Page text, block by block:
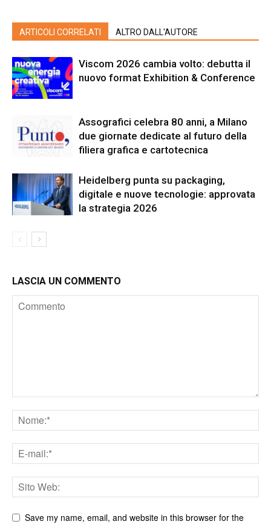
ARTICOLI CORRELATI ALTRO DALL'AUTORE
Viscom 2026 cambia volto: debutta il
nuovo format Exhibition & Conference
Assografici celebra 80 anni, a Milano
due giornate dedicate al futuro della
filiera grafica e cartotecnica
Heidelberg punta su packaging,
digitale e nuove tecnologie: approvata
la strategia 2026
LASCIA UN COMMENTO
Save my name, email, and website in this browser for the